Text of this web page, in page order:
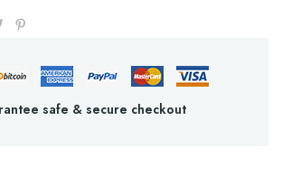
safe & secure checkout